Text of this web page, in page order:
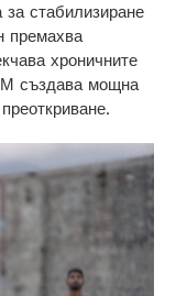
стабилизиране
премахва
хроничните
създава мощна